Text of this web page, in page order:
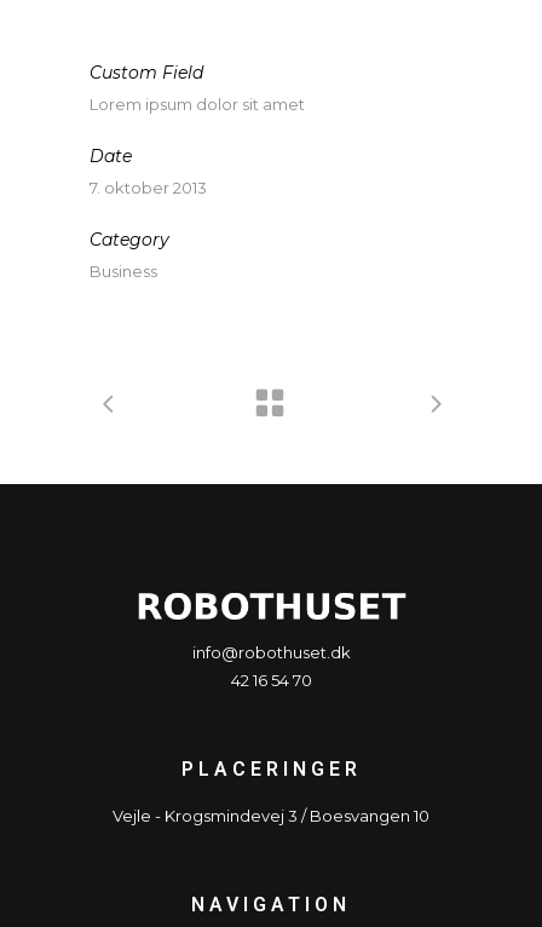
Custom Field
Lorem ipsum dolor sit amet
Date
7. oktober 2013
Category
Business
info@robothuset.dk
42 16 54 70
PLACERINGER
Vejle - Krogsmindevej 3 / Boesvangen 10
NAVIGATION